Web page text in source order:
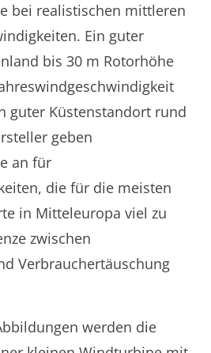
bei realistischen mittleren
Ein guter
bis 30 m Rotorhöhe
guter Küstenstandort rund
geben
an für
die für die meisten
in Mitteleuropa viel zu
zwischen
Verbrauchertäuschung
werden die